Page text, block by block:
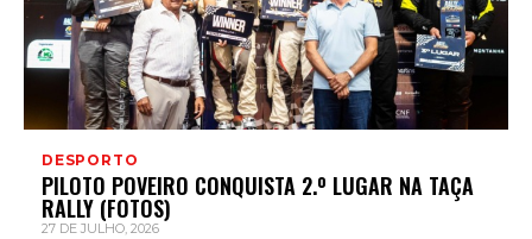
DESPORTO
PILOTO POVEIRO CONQUISTA 2.º LUGAR NA TAÇA
RALLY (FOTOS)
27 DE JULHO, 2026